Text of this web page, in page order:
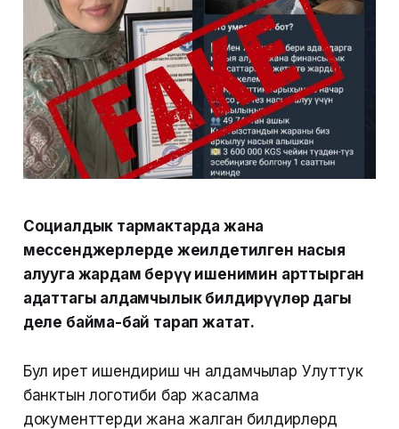
Социалдык тармактарда жана
мессенджерлерде жеңилдетилген насыя
алууга жардам берүү ишенимин арттырган
адаттагы алдамчылык билдирүүлөр дагы
деле байма-бай тарап жатат.
Бул ирет ишендириш үчүн алдамчылар Улуттук
банктын логотиби бар жасалма
документтерди жана жалган билдирүүлөрдү